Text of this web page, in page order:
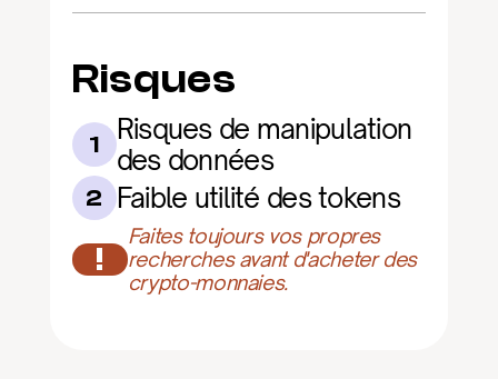
Risques
1
Risques de manipulation
des données
2 Faible utilité des tokens
!
Faites toujours vos propres
recherches avant d'acheter des
crypto-monnaies.